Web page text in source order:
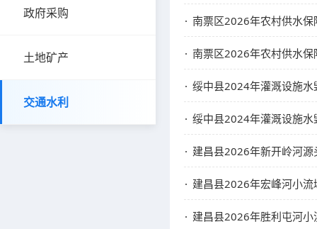
政府采购
土地矿产
交通水利
南票区2026年农村供水
南票区2026年农村供水
绥中县2024年灌溉设施
绥中县2024年灌溉设施
建昌县2026年新开岭河
建昌县2026年宏峰河小
建昌县2026年胜利屯河